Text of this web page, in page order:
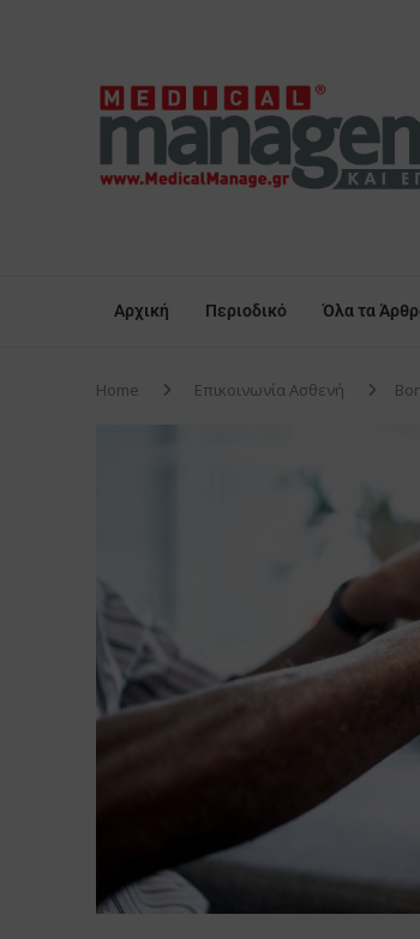
Αρχική Περιοδικό Όλα τα
Home Επικοινωνία Ασθενή